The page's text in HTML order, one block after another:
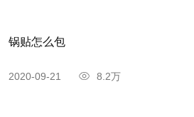
锅贴怎么包
2020-09-21 8.2万